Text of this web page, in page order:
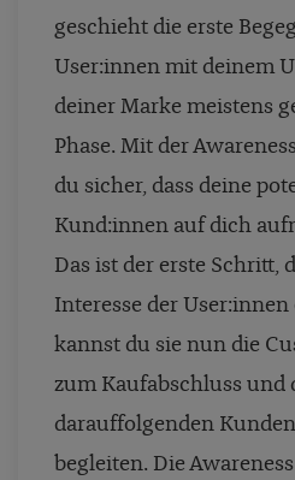
geschieht die erste
User:innen mit deinem
deiner Marke meistens
Phase. Mit der
du sicher, dass deine
Kund:innen auf dich
Das ist der erste Schritt,
Interesse der
kannst du sie nun die
zum Kaufabschluss und
darauffolgenden
begleiten. Die